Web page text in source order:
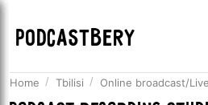
PODCASTBERY
Home Tbilisi Online broadcast/